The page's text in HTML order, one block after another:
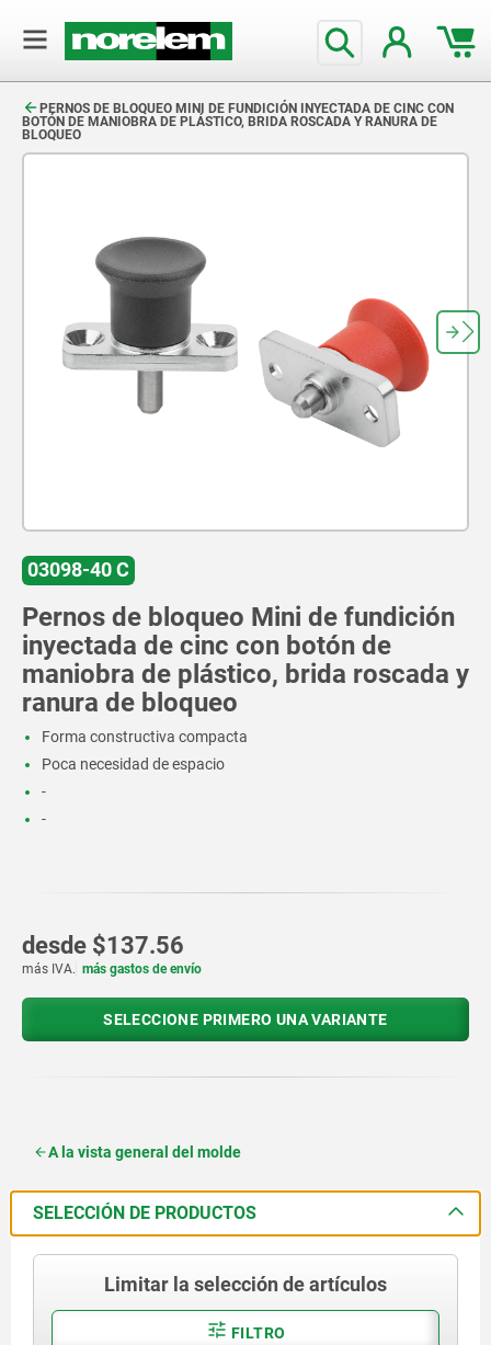
PERNOS DE BLOQUEO MINI DE FUNDICIÓN INYECTADA DE CINC CON
BOTÓN DE MANIOBRA DE PLÁSTICO, BRIDA ROSCADA Y RANURA DE
BLOQUEO
03098-40 C
Pernos de bloqueo Mini de fundición
inyectada de cinc con botón de
maniobra de plástico, brida roscada y
ranura de bloqueo
Forma constructiva compacta
Poca necesidad de espacio
-
-
desde $137.56
más IVA. más gastos de envío
SELECCIONE PRIMERO UNA VARIANTE
A la vista general del molde
SELECCIÓN DE PRODUCTOS
Limitar la selección de artículos
FILTRO